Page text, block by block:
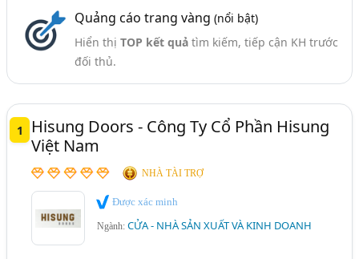
Phụ Kiện Cửa (Cửa Kính, Nhựa, Gỗ, Thép,..) (429)
Cửa Chống Cháy (Cửa Thép, Cửa Kính, Cửa Gỗ Chống
Cháy) (237)
Cửa Kính Cường Lực, Thủy Lực (206)
Cửa Gỗ Công Nghiệp Và Tự Nhiên (173)
Cửa Lưới Chống Muỗi, Côn Trùng (157)
Cửa Tự Động, Cổng Tự Động (155)
Cửa Sắt, Cổng Sắt (141)
Cổng Và Hàng Rào (110)
Bắc Ninh
Bình Thuận Hưng Yên
Khánh Hòa
Nam Định Nghệ An
Phú Thọ
Phú Yên
Quảng Ninh
Quảng Trị
Thái Nguyên
Thanh Hóa
Thừa Thiên Huế
TP. Cần Thơ
Bắc Giang
Bình Định
Bến Tre Gia Lai
Hải Dương
Kiên Giang
Ninh Bình
Quảng Bình
Quảng Nam
Quảng cáo trang vàng (nổi bật)
Hiển thị TOP kết quảtìm kiếm, tiếp cận KH trước
đối thủ.
1
Hisung Doors - Công Ty Cổ Phần Hisung
Việt Nam
NHÀ TÀI TRỢ
Được xác minh
Ngành:CỬA - NHÀ SẢN XUẤT VÀ KINH DOANH